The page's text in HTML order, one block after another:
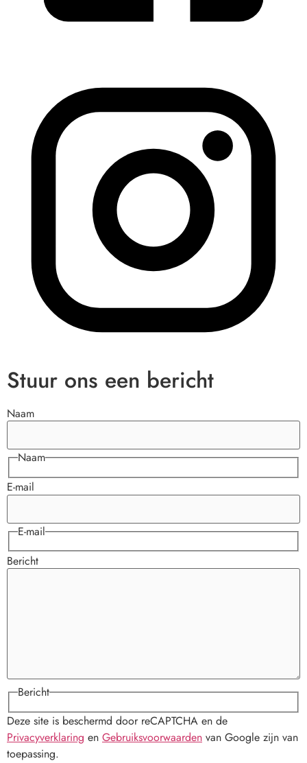
Stuur ons een bericht
Naam
Naam
E-mail
E-mail
Bericht
Bericht
Deze site is beschermd door reCAPTCHA en de
Privacyverklaring en Gebruiksvoorwaarden van Google zijn van
toepassing.